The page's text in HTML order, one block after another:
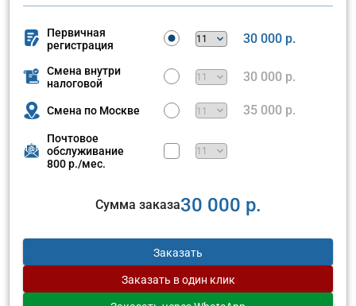
Первичная
регистрация
30 000 р.
Смена внутри
налоговой
30 000 р.
Смена по Москве 35 000 р.
Почтовое
обслуживание
800 р./мес.
Сумма заказа30 000 р.
Заказать
Заказать в один клик